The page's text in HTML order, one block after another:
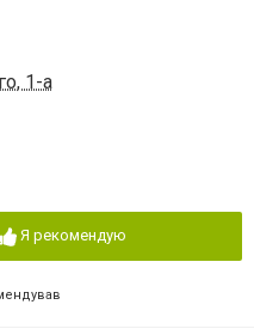
1-а
Я рекомендую